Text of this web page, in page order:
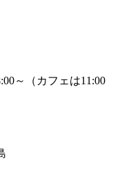
～（カフェは11:00